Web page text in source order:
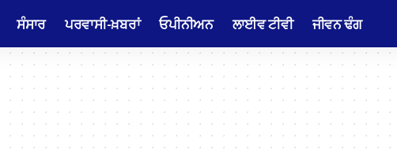
ਸੰਸਾਰ ਪਰਵਾਸੀ-ਖ਼ਬਰਾਂ ਓਪੀਨੀਅਨ ਲਾਈਵ ਟੀਵੀ ਜੀਵਨ ਢੰਗ